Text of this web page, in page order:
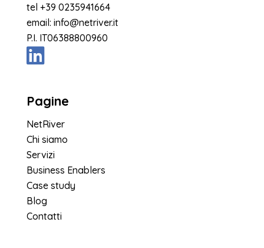
tel +39 0235941664
email: info@netriver.it
P.I. IT06388800960
Pagine
NetRiver
Chi siamo
Servizi
Business Enablers
Case study
Blog
Contatti